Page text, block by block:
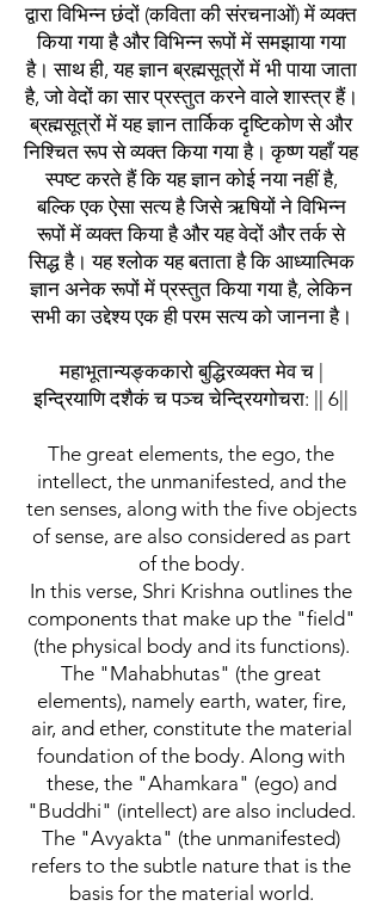
द्वारा विभिन्न छंदों (कविता की संरचनाओं) में व्यक्त
किया गया है और विभिन्न रूपों में समझाया गया
है। साथ ही, यह ज्ञान ब्रह्मसूत्रों में भी पाया जाता
है, जो वेदों का सार प्रस्तुत करने वाले शास्त्र हैं।
ब्रह्मसूत्रों में यह ज्ञान तार्किक दृष्टिकोण से और
निश्चित रूप से व्यक्त किया गया है। कृष्ण यहाँ यह
स्पष्ट करते हैं कि यह ज्ञान कोई नया नहीं है,
बल्कि एक ऐसा सत्य है जिसे ऋषियों ने विभिन्न
रूपों में व्यक्त किया है और यह वेदों और तर्क से
सिद्ध है। यह श्लोक यह बताता है कि आध्यात्मिक
ज्ञान अनेक रूपों में प्रस्तुत किया गया है, लेकिन
सभी का उद्देश्य एक ही परम सत्य को जानना है।
महाभूतान्यङ्ककारो बुद्धिरव्यक्त मेव च |
इन्द्रियाणि दशैकं च पञ्च चेन्द्रियगोचरा: || 6||
The great elements, the ego, the
intellect, the unmanifested, and the
ten senses, along with the five objects
of sense, are also considered as part
of the body.
In this verse, Shri Krishna outlines the
components that make up the "field"
(the physical body and its functions).
The "Mahabhutas" (the great
elements), namely earth, water, fire,
air, and ether, constitute the material
foundation of the body. Along with
these, the "Ahamkara" (ego) and
"Buddhi" (intellect) are also included.
The "Avyakta" (the unmanifested)
refers to the subtle nature that is the
basis for the material world.